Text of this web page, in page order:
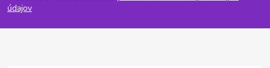
púdajov